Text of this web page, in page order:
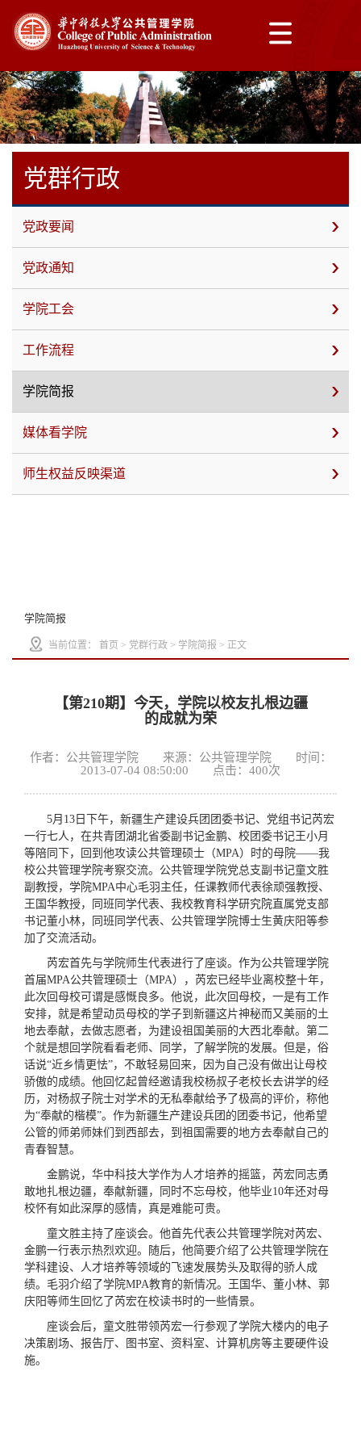
党群行政
党政要闻
党政通知
学院工会
工作流程
学院简报
媒体看学院
师生权益反映渠道
学院简报
当前位置： 首页 > 党群行政 > 学院简报 > 正文
【第210期】今天，学院以校友扎根边疆
的成就为荣
作者：公共管理学院 来源：公共管理学院 时间：
2013-07-04 08:50:00 点击： 400次
5月13日下午，新疆生产建设兵团团委书记、党组书记芮宏
一行七人，在共青团湖北省委副书记金鹏、校团委书记王小月
等陪同下，回到他攻读公共管理硕士（MPA）时的母院——我
校公共管理学院考察交流。公共管理学院党总支副书记童文胜
副教授，学院MPA中心毛羽主任，任课教师代表徐顽强教授、
王国华教授，同班同学代表、我校教育科学研究院直属党支部
书记董小林，同班同学代表、公共管理学院博士生黄庆阳等参
加了交流活动。
芮宏首先与学院师生代表进行了座谈。作为公共管理学院
首届MPA公共管理硕士（MPA），芮宏已经毕业离校整十年，
此次回母校可谓是感慨良多。他说，此次回母校，一是有工作
安排，就是希望动员母校的学子到新疆这片神秘而又美丽的土
地去奉献，去做志愿者，为建设祖国美丽的大西北奉献。第二
个就是想回学院看看老师、同学，了解学院的发展。但是，俗
话说“近乡情更怯”，不敢轻易回来，因为自己没有做出让母校
骄傲的成绩。他回忆起曾经邀请我校杨叔子老校长去讲学的经
历，对杨叔子院士对学术的无私奉献给予了极高的评价，称他
为“奉献的楷模”。作为新疆生产建设兵团的团委书记，他希望
公管的师弟师妹们到西部去，到祖国需要的地方去奉献自己的
青春智慧。
金鹏说，华中科技大学作为人才培养的摇篮，芮宏同志勇
敢地扎根边疆，奉献新疆，同时不忘母校，他毕业10年还对母
校怀有如此深厚的感情，真是难能可贵。
童文胜主持了座谈会。他首先代表公共管理学院对芮宏、
金鹏一行表示热烈欢迎。随后，他简要介绍了公共管理学院在
学科建设、人才培养等领域的飞速发展势头及取得的骄人成
绩。毛羽介绍了学院MPA教育的新情况。王国华、董小林、郭
庆阳等师生回忆了芮宏在校读书时的一些情景。
座谈会后，童文胜带领芮宏一行参观了学院大楼内的电子
决策剧场、报告厅、图书室、资料室、计算机房等主要硬件设
施。